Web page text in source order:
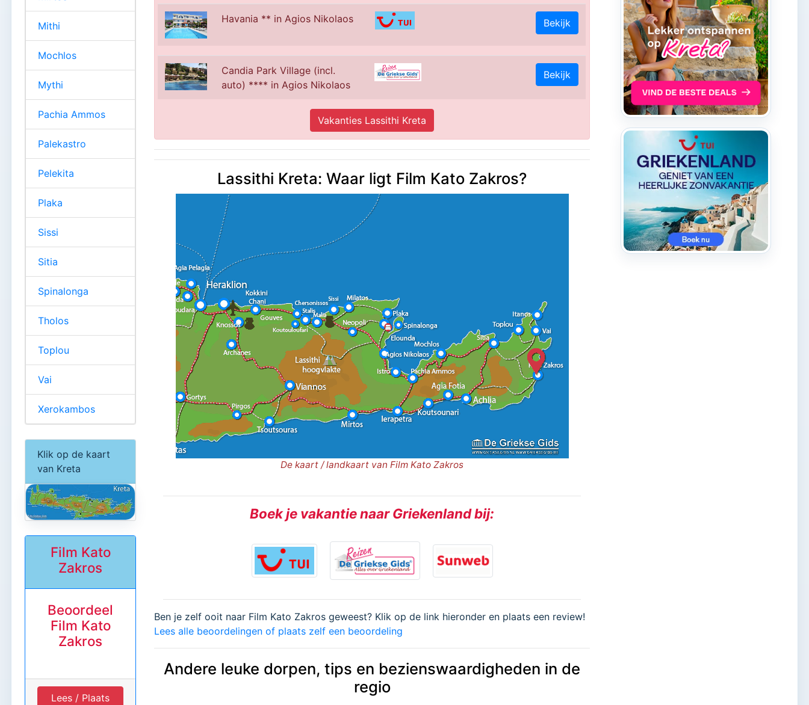
Havania ** in Agios Nikolaos Bekijk
Candia Park Village (incl.
auto) **** in Agios Nikolaos
Bekijk
Vakanties Lassithi Kreta
Lassithi Kreta: Waar ligt Film Kato Zakros?
De kaart / landkaart van Film Kato Zakros
Boek je vakantie naar Griekenland bij:
Ben je zelf ooit naar Film Kato Zakros geweest? Klik op de link hieronder en plaats een review!
Lees alle beoordelingen of plaats zelf een beoordeling
Andere leuke dorpen, tips en bezienswaardigheden in de
regio
Mithi
Mochlos
Mythi
Pachia Ammos
Palekastro
Pelekita
Plaka
Sissi
Sitia
Spinalonga
Tholos
Toplou
Vai
Xerokambos
Klik op de kaart
van Kreta
Film Kato
Zakros
Beoordeel
Film Kato
Zakros
Lees / Plaats